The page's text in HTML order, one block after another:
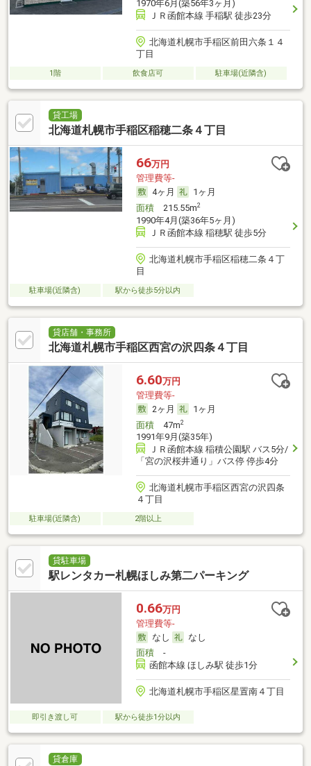
1970年6月(築56年3ヶ月)
ＪＲ函館本線 手稲駅 徒歩23分
北海道札幌市手稲区前田六条１４
丁目
1階 飲食店可 駐車場(近隣含)
貸工場
北海道札幌市手稲区稲穂二条４丁目
66万円
管理費等-
4ヶ月
1ヶ月
面積215.55m2
1990年4月(築36年5ヶ月)
ＪＲ函館本線 稲穂駅 徒歩5分
北海道札幌市手稲区稲穂二条４丁
目
駐車場(近隣含) 駅から徒歩5分以内
貸店舗・事務所
北海道札幌市手稲区西宮の沢四条４丁目
6.60万円
管理費等-
2ヶ月
1ヶ月
面積47m2
1991年9月(築35年)
ＪＲ函館本線 稲積公園駅 バス5分/
「宮の沢桜井通り」バス停 停歩4分
北海道札幌市手稲区西宮の沢四条
４丁目
駐車場(近隣含) 2階以上
貸駐車場
駅レンタカー札幌ほしみ第二パーキング
0.66万円
管理費等-
なし
なし
面積-
函館本線 ほしみ駅 徒歩1分
北海道札幌市手稲区星置南４丁目
即引き渡し可 駅から徒歩1分以内
貸倉庫